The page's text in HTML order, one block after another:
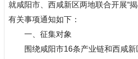
就咸阳市、西咸新区两地联合开展“
有关事项通知如下：
一、征集对象
围绕咸阳市16条产业链和西咸新